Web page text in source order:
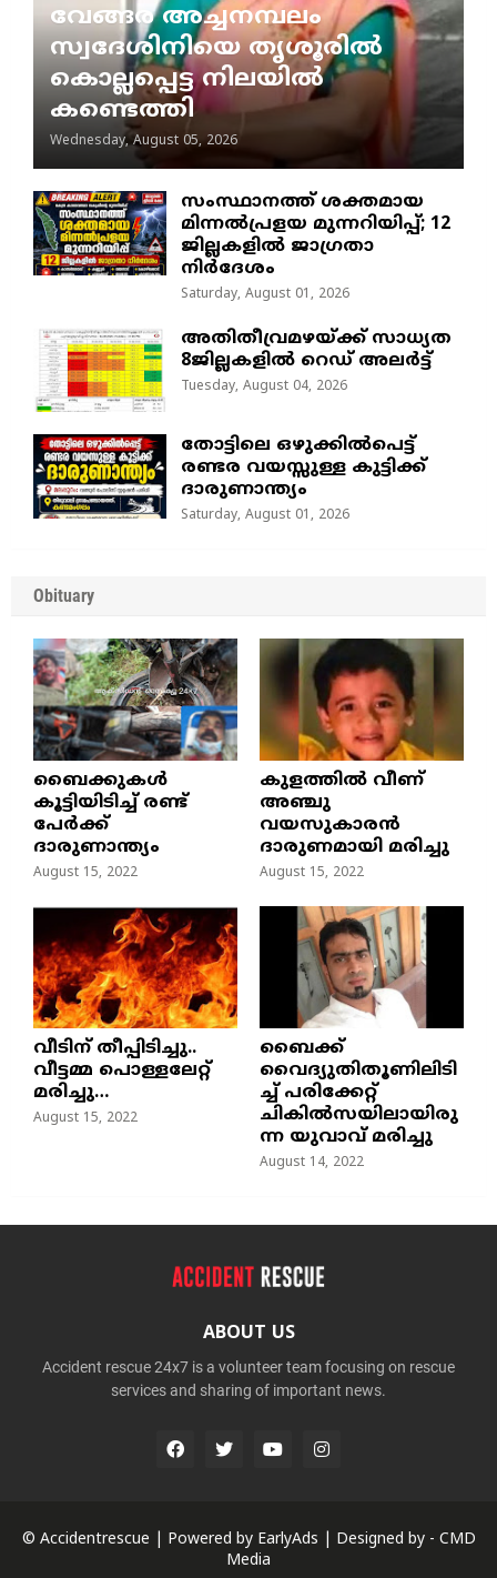
വേങ്ങര അച്ചനമ്പലം
സ്വദേശിനിയെ തൃശൂരിൽ
കൊല്ലപ്പെട്ട നിലയിൽ
കണ്ടെത്തി
Wednesday, August 05, 2026
സംസ്ഥാനത്ത് ശക്തമായ
മിന്നൽപ്രളയ മുന്നറിയിപ്പ്; 12
ജില്ലകളിൽ ജാഗ്രതാ
നിർദേശം
Saturday, August 01, 2026
അതിതീവ്രമഴയ്ക്ക് സാധ്യത
8ജില്ലകളിൽ റെഡ് അലർട്ട്
Tuesday, August 04, 2026
തോട്ടിലെ ഒഴുക്കിൽപെട്ട്
രണ്ടര വയസ്സുള്ള കുട്ടിക്ക്
ദാരുണാന്ത്യം
Saturday, August 01, 2026
Obituary
ബൈക്കുകൾ
കൂട്ടിയിടിച്ച് രണ്ട്
പേർക്ക്
ദാരുണാന്ത്യം
August 15, 2022
കുളത്തില്‍ വീണ്
അഞ്ചു
വയസുകാരന്‍
ദാരുണമായി മരിച്ചു
August 15, 2022
വീടിന് തീപ്പിടിച്ചു..
വീട്ടമ്മ പൊള്ളലേറ്റ്
മരിച്ചു…
August 15, 2022
ബൈക്ക്
വൈദ്യുതിതൂണിലിടി
ച്ച്‌ പരിക്കേറ്റ്
ചികില്‍സയിലായിരു
ന്ന യുവാവ് മരിച്ചു
August 14, 2022
ABOUT US
Accident rescue 24x7 is a volunteer team focusing on rescue
services and sharing of important news.
© Accidentrescue | Powered by EarlyAds | Designed by - CMD
Media